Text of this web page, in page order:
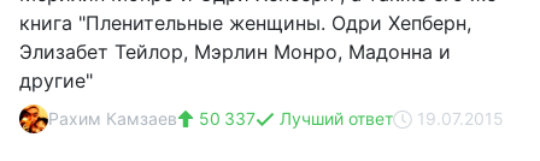
книга "Пленительные женщины. Одри Хепберн,
Элизабет Тейлор, Мэрлин Монро, Мадонна и
другие"
Рахим Камзаев 50 337 Лучший ответ 19.07.2015